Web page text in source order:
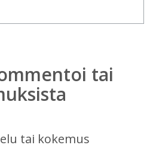
tai
tai kokemus